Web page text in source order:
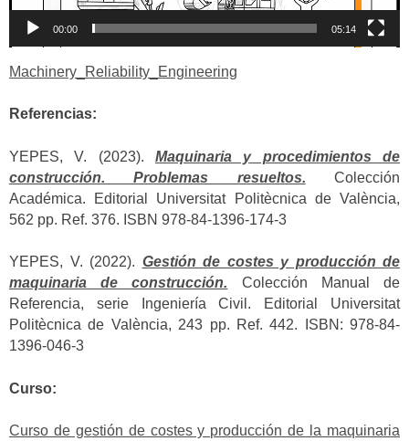
00:00 05:14
Machinery_Reliability_Engineering
Referencias:
YEPES, V. (2023). Maquinaria y procedimientos de
construcción. Problemas resueltos. Colección
Académica. Editorial Universitat Politècnica de València,
562 pp. Ref. 376. ISBN 978-84-1396-174-3
YEPES, V. (2022). Gestión de costes y producción de
maquinaria de construcción. Colección Manual de
Referencia, serie Ingeniería Civil. Editorial Universitat
Politècnica de València, 243 pp. Ref. 442. ISBN: 978-84-
1396-046-3
Curso:
Curso de gestión de costes y producción de la maquinaria